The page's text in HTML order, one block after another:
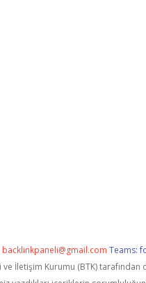
backlinkpaneli@gmail.com Teams:
ve İletişim Kurumu (BTK)